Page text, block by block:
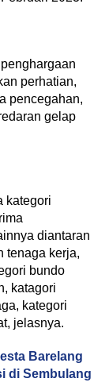
perhatian,
pencegahan,
gelap
kategori
diantaran
tenaga kerja,
bundo
katagori
kategori
jelasnya.
Barelang
di Sembulang